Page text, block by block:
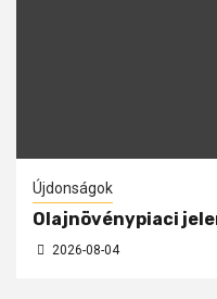
Újdonságok
Olajnövénypiaci
2026-08-04